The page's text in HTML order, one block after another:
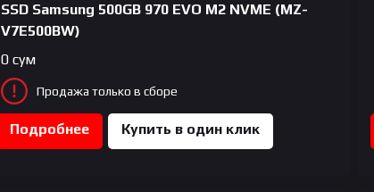
SSD Samsung 500GB 970 EVO M2 NVME (MZ-
V7E500BW)
0сум
Продажа только в сборе
Подробнее Купить в один клик